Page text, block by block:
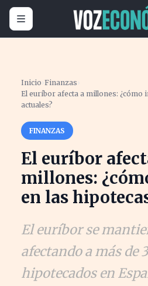
Inicio ›Finanzas ›
El euríbor afecta a millones: ¿cómo
actuales?
FINANZAS
El euríbor
millones:
en las
El euríbor se
afectando a más de
hipotecados en